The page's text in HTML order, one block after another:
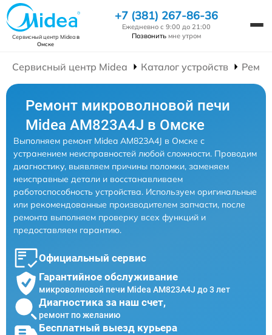
Сервисный центр Mideaв
Омске
+7 (381) 267-86-36
Ежедневно с 9:00 до 21:00
Позвонить мне утром
Сервисный центр Midea Каталог устройств
Ремонт микроволновой печи
Midea AM823A4J в Омске
Выполняем ремонт Midea AM823A4J в Омске с
устранением неисправностей любой сложности. Проводим
диагностику, выявляем причины поломки, заменяем
неисправные детали и восстанавливаем
работоспособность устройства. Используем оригинальные
или рекомендованные производителем запчасти, после
ремонта выполняем проверку всех функций и
предоставляем гарантию.
Официальный сервис
Гарантийное обслуживание
микроволновой печи Midea AM823A4J до 3 лет
Диагностика за наш счет,
ремонт по желанию
Бесплатный выезд курьера